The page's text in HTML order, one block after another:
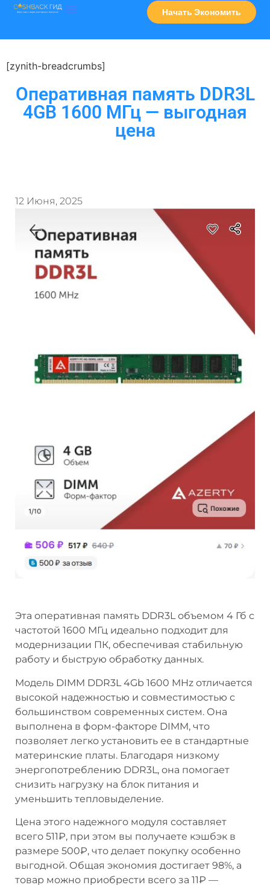
Начать Экономить
[zynith-breadcrumbs]
Оперативная память DDR3L
4GB 1600 МГц — выгодная
цена
12 Июня, 2025
Эта оперативная память DDR3L объемом 4 Гб с
частотой 1600 МГц идеально подходит для
модернизации ПК, обеспечивая стабильную
работу и быструю обработку данных.
Модель DIMM DDR3L 4Gb 1600 MHz отличается
высокой надежностью и совместимостью с
большинством современных систем. Она
выполнена в форм-факторе DIMM, что
позволяет легко установить ее в стандартные
материнские платы. Благодаря низкому
энергопотреблению DDR3L, она помогает
снизить нагрузку на блок питания и
уменьшить тепловыделение.
Цена этого надежного модуля составляет
всего 511₽, при этом вы получаете кэшбэк в
размере 500₽, что делает покупку особенно
выгодной. Общая экономия достигает 98%, а
товар можно приобрести всего за 11₽ —